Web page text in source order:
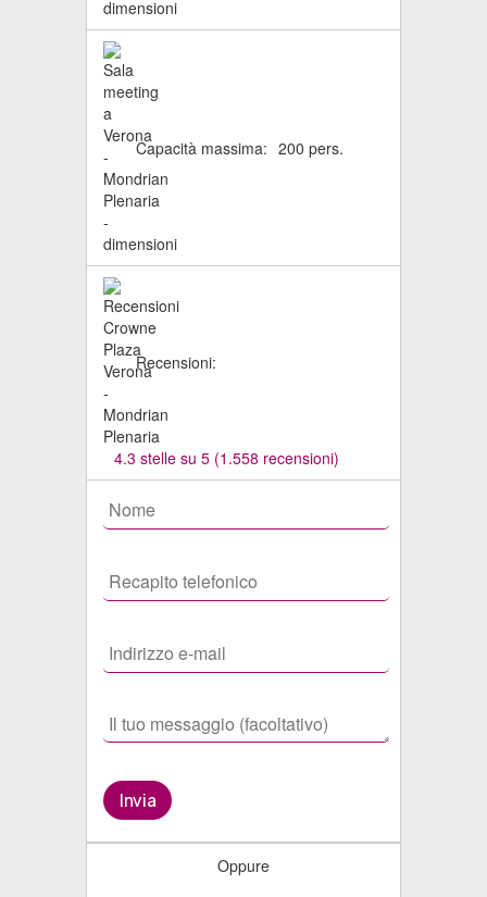
Capacità massima: 200 pers.
Recensioni:
4.3 stelle su 5 (1.558 recensioni)
Oppure